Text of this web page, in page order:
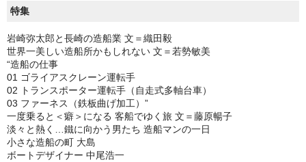
特集
岩崎弥太郎と長崎の造船業 文＝織田毅
世界一美しい造船所かもしれない 文＝若勢敏美
“造船の仕事
01 ゴライアスクレーン運転手
02 トランスポーター運転手（自走式多軸台車）
03 ファーネス（鉄板曲げ加工）”
一度乗ると＜癖＞になる 客船でゆく旅 文＝藤原暢子
淡々と熱く…鐵に向かう男たち 造船マンの一日
小さな造船の町 大島
ボートデザイナー 中尾浩一